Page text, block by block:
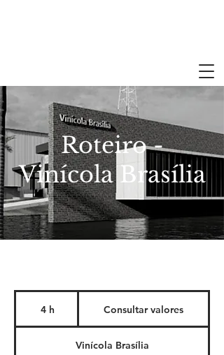
Roteiro -
Vinícola Brasília
4 h
h
Consultar valores
Vinícola Brasília